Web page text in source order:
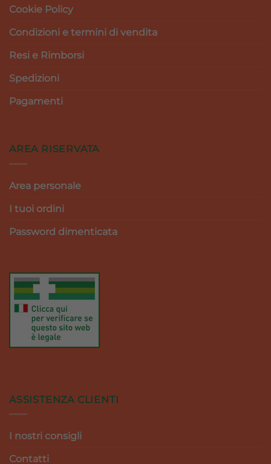
Cookie Policy
Condizioni e termini di vendita
Resi e Rimborsi
Spedizioni
Pagamenti
AREA RISERVATA
Area personale
I tuoi ordini
Password dimenticata
ASSISTENZA CLIENTI
I nostri consigli
Contatti